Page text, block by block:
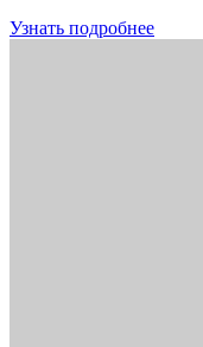
Узнать подробнее